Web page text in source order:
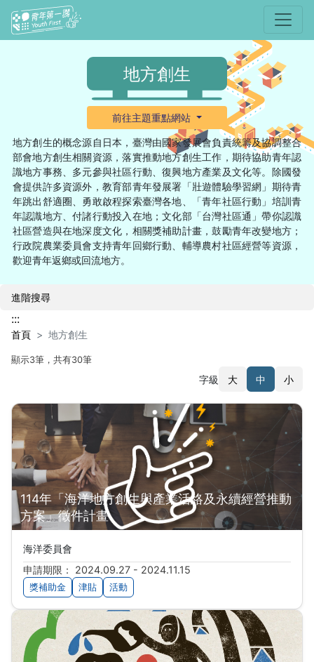
選單
地方創生
前往主題重點網站
地方創生的概念源自日本，臺灣由國家發展會負責統籌及協調整合
部會地方創生相關資源，落實推動地方創生工作，期待協助青年認
識地方事務、多元參與社區行動、復興地方產業及文化等。除國發
會提供許多資源外，教育部青年發展署「壯遊體驗學習網」期待青
年跳出舒適圈、勇敢啟程探索臺灣各地、「青年社區行動」培訓青
年認識地方、付諸行動投入在地；文化部「台灣社區通」帶你認識
社區營造與在地深度文化，相關獎補助計畫，鼓勵青年改變地方；
行政院農業委員會支持青年回鄉行動、輔導農村社區經營等資源，
歡迎青年返鄉或回流地方。
進階搜尋
:::
首頁 地方創生
顯示3筆，共有30筆
字級 大 中 小
搜尋結果
114年「海洋地方創生與產業活絡及永續經營推動
方案」徵件計畫
海洋委員會
申請期限： 2024.09.27 - 2024.11.15
獎補助金 津貼 活動